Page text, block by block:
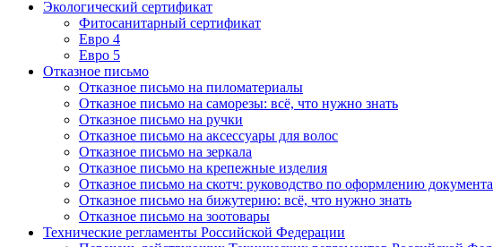
Экологический сертификат
Фитосанитарный сертификат
Евро 4
Евро 5
Отказное письмо
Отказное письмо на пиломатериалы
Отказное письмо на саморезы: всё, что нужно знать
Отказное письмо на ручки
Отказное письмо на аксессуары для волос
Отказное письмо на зеркала
Отказное письмо на крепежные изделия
Отказное письмо на скотч: руководство по оформлению
Отказное письмо на бижутерию: всё, что нужно знать
Отказное письмо на зоотовары
Технические регламенты Российской Федерации